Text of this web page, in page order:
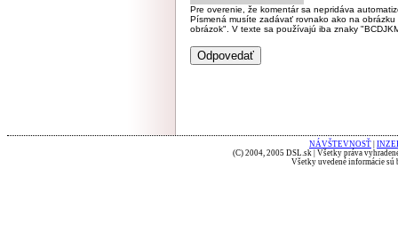
Pre overenie, že komentár sa nepridáva
Písmená musíte zadávať rovnako ako na
obrázok". V texte sa používajú iba znaky
NÁVŠTEVNOSŤ
(C) 2004, 2005 DSL.sk | Všetky práva
Všetky uvedené informácie sú